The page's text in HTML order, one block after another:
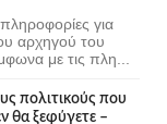
για
αρχηγού του
με τις πλη...
πολιτικούς που
θα ξεφύγετε –